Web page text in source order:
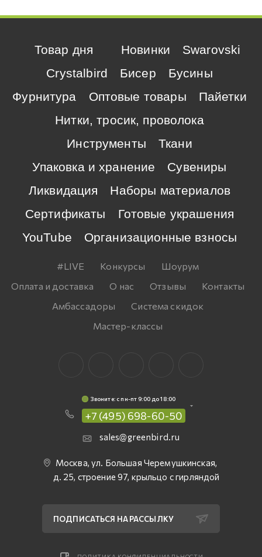
Товар дня Новинки
Swarovski
Crystalbird
Бисер
Бусины
Фурнитура
Оптовые товары
Пайетки
Нитки, тросик, проволока
Инструменты
Ткани
Упаковка и хранение
Сувениры
Ликвидация
Наборы материалов
Сертификаты
Готовые украшения
YouTube
Организационные взносы
#LIVE Конкурсы
Шоурум
Оплата и доставка
О нас Отзывы
Контакты
Амбассадоры
Система скидок
Мастер-классы
Звоните: c пн-пт 9:00 до 18:00
+7 (495) 698-60-50
sales@greenbird.ru
Москва, ул. Большая Черемушкинская,
д. 25, строение 97, крыльцо с гирляндой
ПОДПИСАТЬСЯ НА РАССЫЛКУ